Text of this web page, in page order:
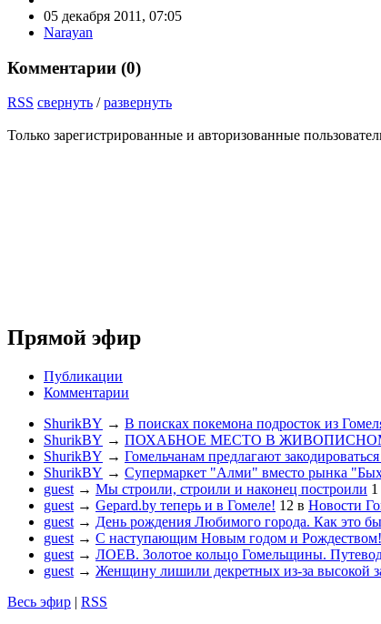
05 декабря 2011, 07:05
Narayan
Комментарии (0)
RSS свернуть /развернуть
Только зарегистрированные и авторизованные
Прямой эфир
Публикации
Комментарии
ShurikBY → В поисках покемона подросток из
ShurikBY → ПОХАБНОЕ МЕСТО В
ShurikBY → Гомельчанам предлагают
ShurikBY → Супермаркет "Алми" вместо рынка
guest → Мы строили, строили и наконец построили 1
guest → Gepard.by теперь и в Гомеле! 12 в Новости
guest → День рождения Любимого города. Как это
guest → С наступающим Новым годом и Рождеством!
guest → ЛОЕВ. Золотое кольцо Гомельщины.
guest → Женщину лишили декретных из-за высокой
Весь эфир | RSS